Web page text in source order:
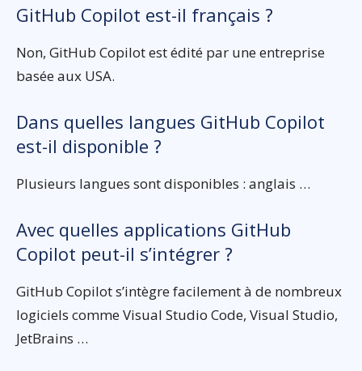
GitHub Copilot est-il français ?
Non, GitHub Copilot est édité par une entreprise
basée aux USA.
Dans quelles langues GitHub Copilot
est-il disponible ?
Plusieurs langues sont disponibles : anglais …
Avec quelles applications GitHub
Copilot peut-il s’intégrer ?
GitHub Copilot s’intègre facilement à de nombreux
logiciels comme Visual Studio Code, Visual Studio,
JetBrains …